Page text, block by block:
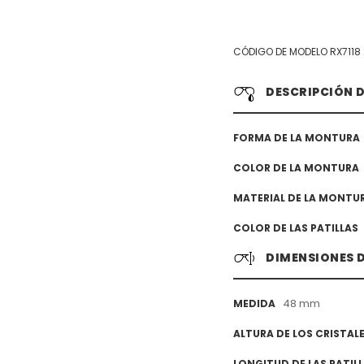
CÓDIGO DE MODELO
DESCRIPCIÓN
FORMA DE LA MONTURA
COLOR DE LA MONTURA
MATERIAL DE LA
COLOR DE LAS PATILLAS
DIMENSIONES
MEDIDA 48 mm
ALTURA DE LOS